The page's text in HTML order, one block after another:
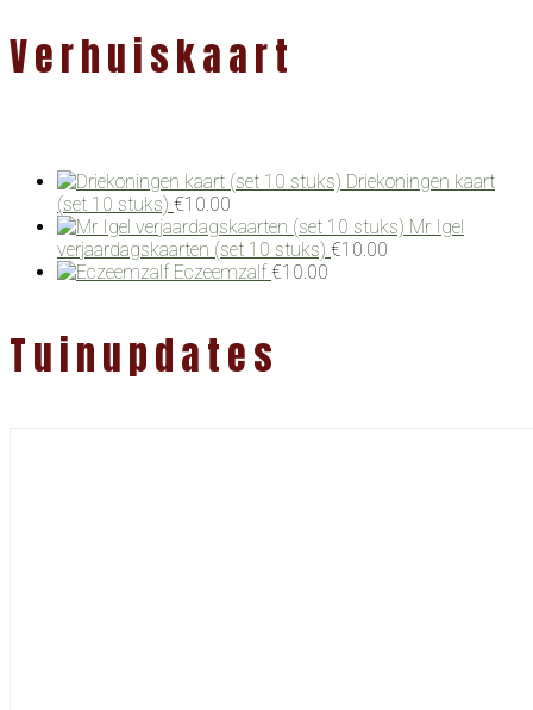
Verhuiskaart
Driekoningen kaart
(set 10 stuks) €10.00
Mr Igel
verjaardagskaarten (set 10 stuks) €10.00
Eczeemzalf €10.00
Tuinupdates